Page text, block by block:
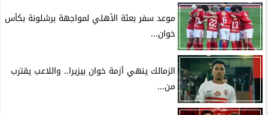
موعد سفر بعثة الأهلي لمواجهة برشلونة بكأس
خوان...
الزمالك ينهي أزمة خوان بيزيرا.. واللاعب يقترب
من...